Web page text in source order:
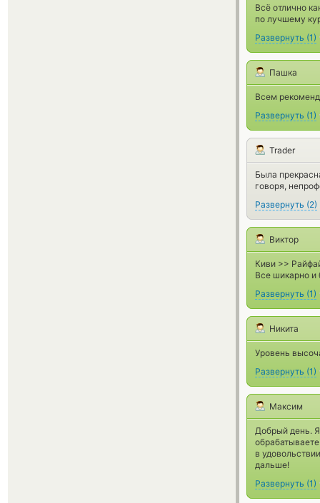
Всё отлично
по лучшему
Развернуть (1)
Пашка
Всем
Развернуть (1)
Trader
Была
говоря,
Развернуть (2)
Виктор
Киви >>
Все шикарно и
Развернуть (1)
Никита
Уровень
Развернуть (1)
Максим
Добрый день.
в
дальше!
Развернуть (1)